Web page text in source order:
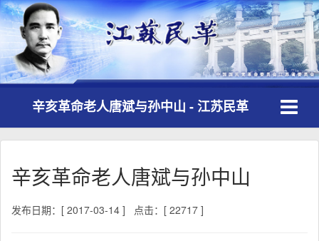
辛亥革命老人唐斌与孙中山 - 江苏民革
辛亥革命老人唐斌与孙中山
发布日期：[ 2017-03-14 ] 点击：[ 22717 ]